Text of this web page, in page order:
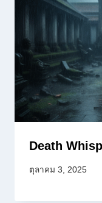
Death
ตุลาคม 3, 2025